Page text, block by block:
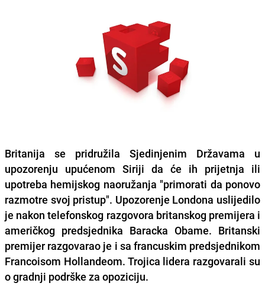
Britanija se pridružila Sjedinjenim Državama u
upozorenju upućenom Siriji da će ih prijetnja ili
upotreba hemijskog naoružanja "primorati da ponovo
razmotre svoj pristup". Upozorenje Londona uslijedilo
je nakon telefonskog razgovora britanskog premijera i
američkog predsjednika Baracka Obame. Britanski
premijer razgovarao je i sa francuskim predsjednikom
Francoisom Hollandeom. Trojica lidera razgovarali su
o gradnji podrške za opoziciju.